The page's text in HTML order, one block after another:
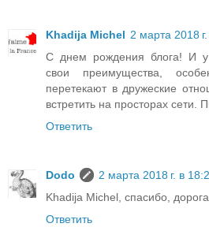
Khadija Michel 2 марта 2018
С днем рождения блога! И у
свои преимущества,
перетекают в дружеские
встретить на просторах
Ответить
Dodo
2 марта 2018 г. в
Khadija Michel, спасибо,
Ответить